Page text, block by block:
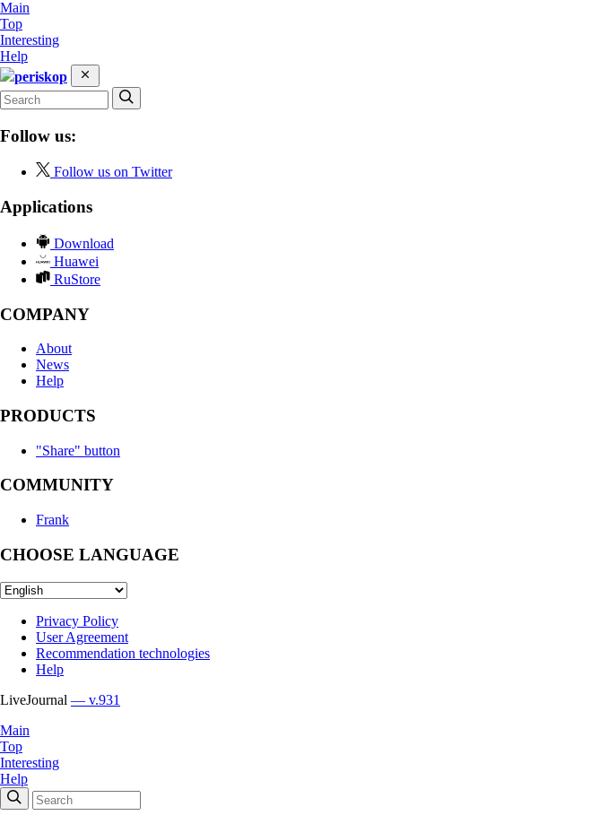
Main
Top
Interesting
Help
periskop
Follow us:
Follow us on Twitter
Applications
Download
Huawei
RuStore
COMPANY
About
News
Help
PRODUCTS
"Share" button
COMMUNITY
Frank
CHOOSE LANGUAGE
Privacy Policy
User Agreement
Recommendation technologies
Help
LiveJournal — v.931
Main
Top
Interesting
Help